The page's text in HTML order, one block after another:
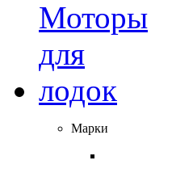
Марки